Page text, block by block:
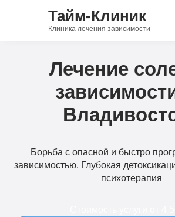
Тайм-Клиник
Клиника лечения зависимости
Лечение
Борьба с опасной и быстро
зависимостью. Глубокая
психотерапия